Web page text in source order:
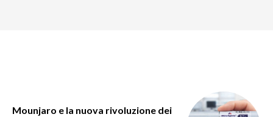
Mounjaro e la nuova rivoluzione dei